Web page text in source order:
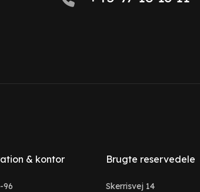
& kontor
96
Brugte reservedele
Skerrisvej 14